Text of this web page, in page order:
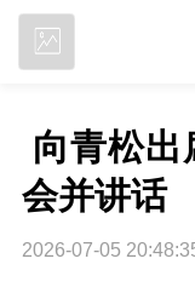
会并讲话
2026-07-05